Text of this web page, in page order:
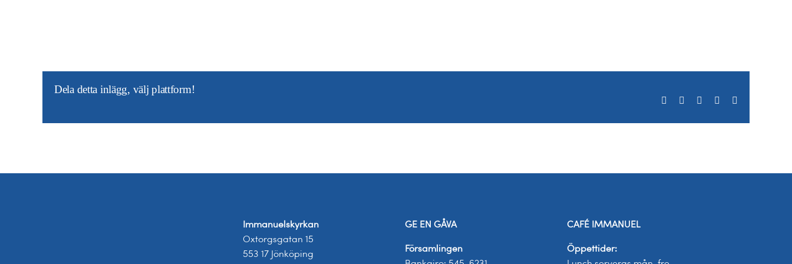
Dela detta inlägg, välj plattform!
Facebook LinkedInWhatsApp
Immanuelskyrkan
Oxtorgsgatan 15
553 17 Jönköping
GE EN GÅVA
Församlingen
CAFÉ IMMANUEL
Öppettider: